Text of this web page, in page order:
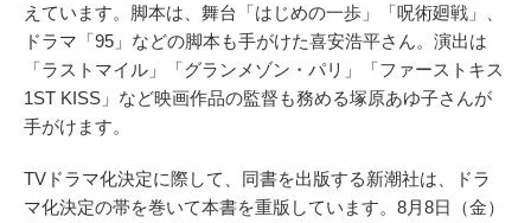
えています。脚本は、舞台「はじめの一歩」「呪術廻戦」、
ドラマ「95」などの脚本も手がけた喜安浩平さん。演出は
「ラストマイル」「グランメゾン・パリ」「ファーストキス
1ST KISS」など映画作品の監督も務める塚原あゆ子さんが
手がけます。
TVドラマ化決定に際して、同書を出版する新潮社は、ドラ
マ化決定の帯を巻いて本書を重版しています。8月8日（金）